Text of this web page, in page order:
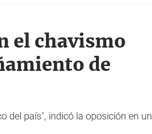
el chavismo
de
del país", indicó la oposición en un